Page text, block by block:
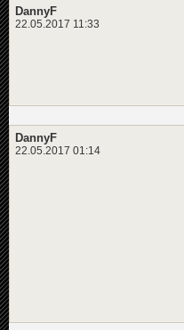
DannyF
22.05.2017 11:33
DannyF
22.05.2017 01:14